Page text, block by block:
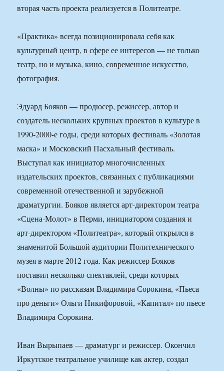
вторая часть проекта реализуется в Политеатре.
«Практика» всегда позиционировала себя как
культурный центр, в сфере ее интересов — не только
театр, но и музыка, кино, современное искусство,
фотография.
Эдуард Бояков — продюсер, режиссер, автор и
создатель нескольких крупных проектов в культуре в
1990-2000-е годы, среди которых фестиваль «Золотая
маска» и Московский Пасхальный фестиваль.
Выступал как инициатор многочисленных
издательских проектов, связанных с публикациями
современной отечественной и зарубежной
драматургии. Бояков является арт-директором театра
«Сцена-Молот» в Перми, инициатором создания и
арт-директором «Политеатра», который открылся в
знаменитой Большой аудитории Политехнического
музея в марте 2012 года. Как режиссер Бояков
поставил несколько спектаклей, среди которых
«Волны» по рассказам Владимира Сорокина, «Пьеса
про деньги» Ольги Никифоровой, «Капитал» по пьесе
Владимира Сорокина.
Иван Вырыпаев — драматург и режиссер. Окончил
Иркутское театральное училище как актер, создал